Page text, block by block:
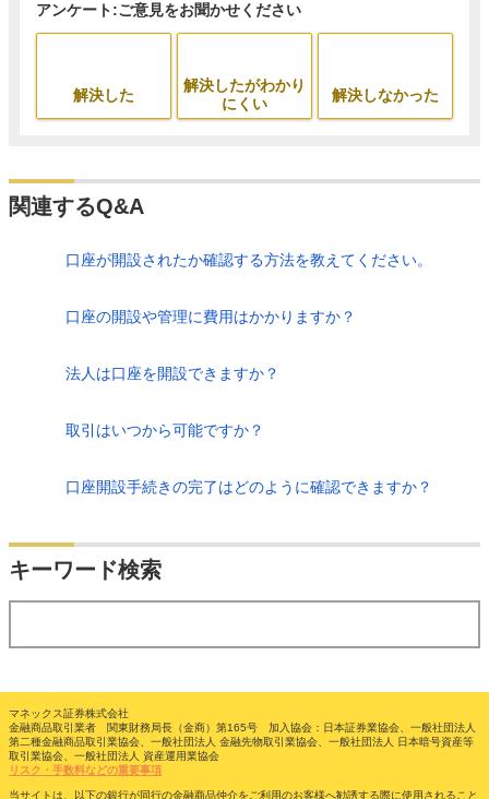
アンケート:ご意見をお聞かせください
解決した
解決したがわかり
にくい
解決しなかった
関連するQ&A
口座が開設されたか確認する方法を教えてください。
口座の開設や管理に費用はかかりますか？
法人は口座を開設できますか？
取引はいつから可能ですか？
口座開設手続きの完了はどのように確認できますか？
キーワード検索
マネックス証券株式会社
金融商品取引業者 関東財務局長（金商）第165号 加入協会：日本証券業協会、一般社団法人
第二種金融商品取引業協会、一般社団法人 金融先物取引業協会、一般社団法人 日本暗号資産等
取引業協会、一般社団法人 資産運用業協会
リスク・手数料などの重要事項
当サイトは、以下の銀行が同行の金融商品仲介をご利用のお客様へ勧誘する際に使用されること